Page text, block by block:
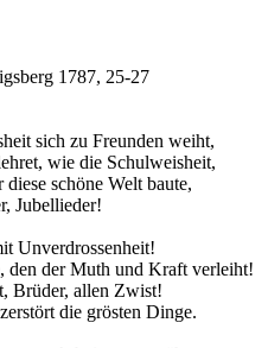
1787, 25-27
sich zu Freunden weiht,
wie die Schulweisheit,
schöne Welt baute,
Jubellieder!
Unverdrossenheit!
den der Muth und Kraft verleiht!
Brüder, allen Zwist!
die grösten Dinge.